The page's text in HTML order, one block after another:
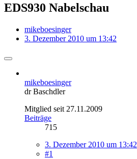
EDS930 Nabelschau
mikeboesinger
3. Dezember 2010 um 13:42
mikeboesinger
dr Baschdler
Mitglied seit 27.11.2009
Beiträge
715
3. Dezember 2010 um 13:42
#1